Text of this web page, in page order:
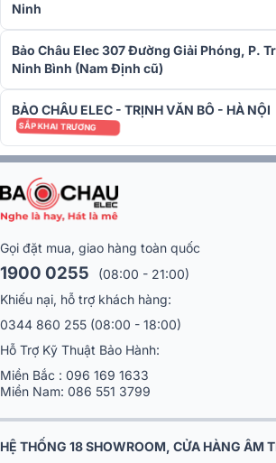
Bên cạnh đó, JBL cũng thể hiện tinh thần
khi chế tác loa một phần từ vật liệu xanh:
lưới bọc loa sử dụng vật liệu tái chế hậu tiêu
phần độc hại PVC), màng loa dùng nam
bao bì đóng gói đều làm từ hộp giấy đạt
in đậu nành thân thiện.
Châu Elec với đầy đủ các phiên bản màu
Blue (Xanh) và Squad (Rằn ri).
Ninh
Bảo Châu Elec 307 Đường Giải Phóng, P.
Ninh Bình (Nam Định cũ)
BẢO CHÂU ELEC - TRỊNH VĂN BÔ - HÀ NỘI
SẮP KHAI TRƯƠNG
Gọi đặt mua, giao hàng toàn quốc
1900 0255
(08:00 - 21:00)
Khiếu nại, hỗ trợ khách hàng:
0344 860 255 (08:00 - 18:00)
Hỗ Trợ Kỹ Thuật Bảo Hành:
Miền Bắc : 096 169 1633
Miền Nam: 086 551 3799
HỆ THỐNG 18 SHOWROOM, CỬA HÀNG ÂM